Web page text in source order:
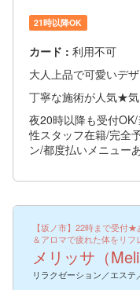
21時以降OK
カード : 利用不可
大人上品で可愛いデ
丁寧な施術が人気★
夜20時以降も受付
性スタッフ在籍/完全
ン/都度払いメニュー
【坂ノ市】22時まで受付
＆アロマで疲れた体をリフ
メリッサ（
リラクゼーション／エステ